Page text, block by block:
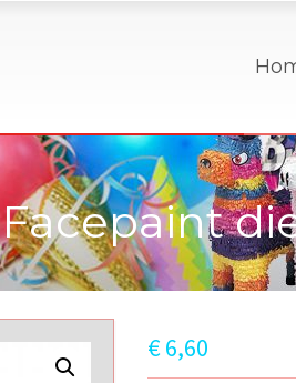
Facepaint
€6,60